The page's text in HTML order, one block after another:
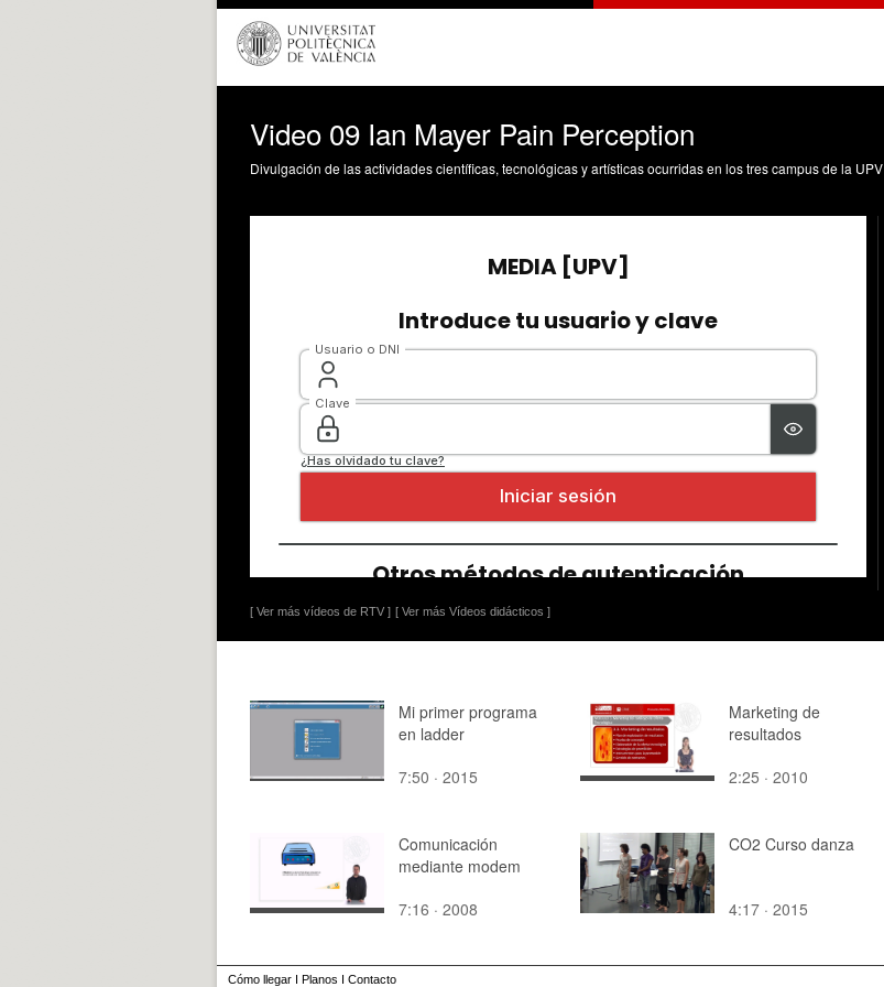
Video 09 Ian Mayer Pain Perception
Divulgación de las actividades científicas, tecnológicas y artísticas ocurridas en los tres campus de la UPV
[ Ver más vídeos de RTV ] [ Ver más Vídeos didácticos ]
Mi primer programa
en ladder
7:50 · 2015
Marketing de
resultados
2:25 · 2010
Comunicación
mediante modem
7:16 · 2008
CO2 Curso danza
4:17 · 2015
Cómo llegar I Planos I Contacto